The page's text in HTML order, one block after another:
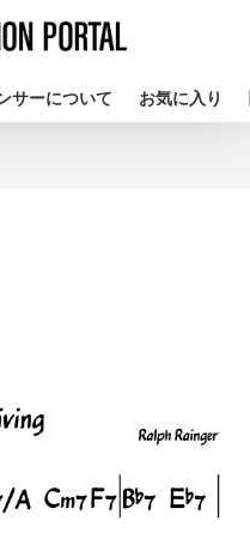
サーについて お気に入り